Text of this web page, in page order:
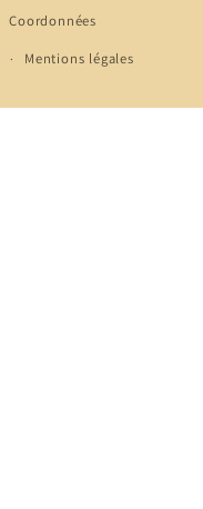
Coordonnées
Mentions légales